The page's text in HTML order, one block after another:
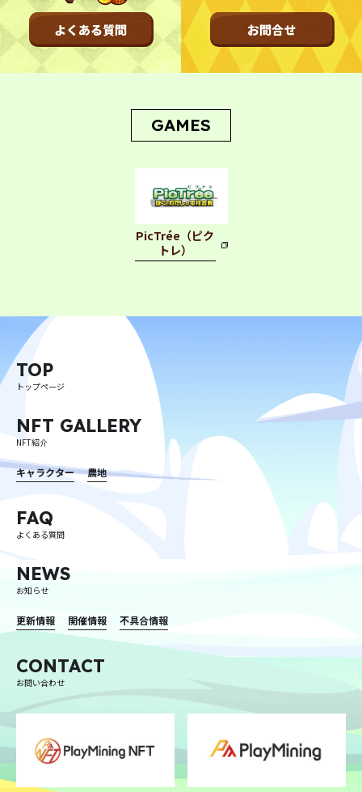
よくある質問 お問合せ
GAMES
PicTrée（ピク
トレ）
TOP
トップページ
NFT GALLERY
NFT紹介
キャラクター 農地
FAQ
よくある質問
NEWS
お知らせ
更新情報 開催情報 不具合情報
CONTACT
お問い合わせ
更新情報 開催情報 不具合情報
CONTACT
利用規約 特定商取引法に基づく表記